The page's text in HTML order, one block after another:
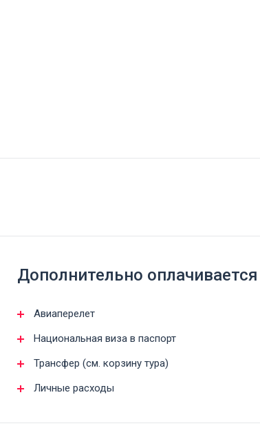
Дополнительно оплачивается
Авиаперелет
Национальная виза в паспорт
Трансфер (см. корзину тура)
Личные расходы